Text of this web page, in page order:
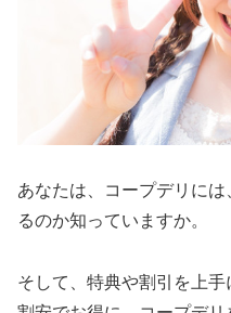
あなたは、コープデリに
るのか知っていますか。
そして、特典や割引を上